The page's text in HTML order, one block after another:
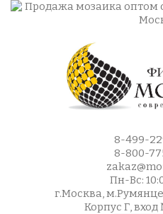
8-499-
8-800-
Пн-Вс:
г.Москва,
Корпус Г, вход